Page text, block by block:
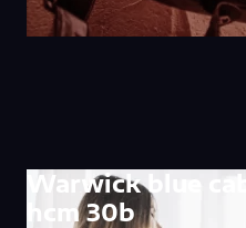
Warwick blue
hcm 30b